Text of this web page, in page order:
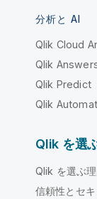
分析と AI
Qlik Cloud
Qlik
Qlik Predict
Qlik
Qlik を選
Qlik を選ぶ
信頼性とセキ